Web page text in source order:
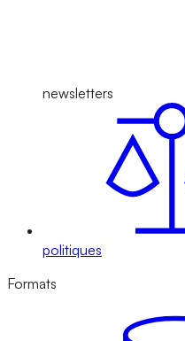
newsletters
politiques
Formats